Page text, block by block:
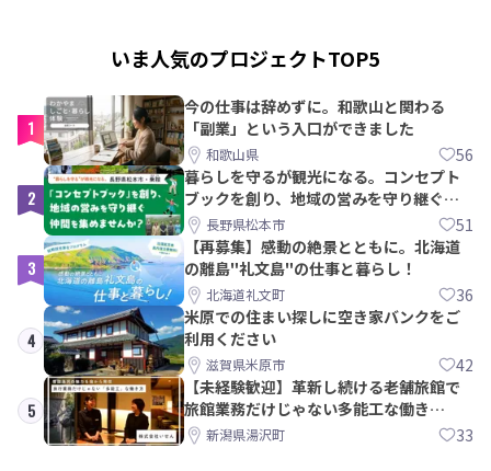
いま人気のプロジェクトTOP5
1
今の仕事は辞めずに。和歌山と関わる
「副業」という入口ができました
和歌山県 56
2
暮らしを守るが観光になる。コンセプト
ブックを創り、地域の営みを守り継ぐ仲
間を集めませんか？
長野県松本市 51
3
【再募集】感動の絶景とともに。北海道
の離島"礼文島"の仕事と暮らし！
北海道礼文町 36
4
米原での住まい探しに空き家バンクをご
利用ください
滋賀県米原市 42
5
【未経験歓迎】革新し続ける老舗旅館で
旅館業務だけじゃない多能工な働き
方。 株式会社いせん
新潟県湯沢町 33